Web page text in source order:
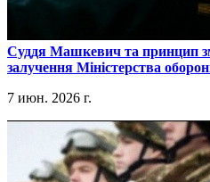
​Суддя Машкевич та принцип
залучення Міністерства
7 июн. 2026 г.